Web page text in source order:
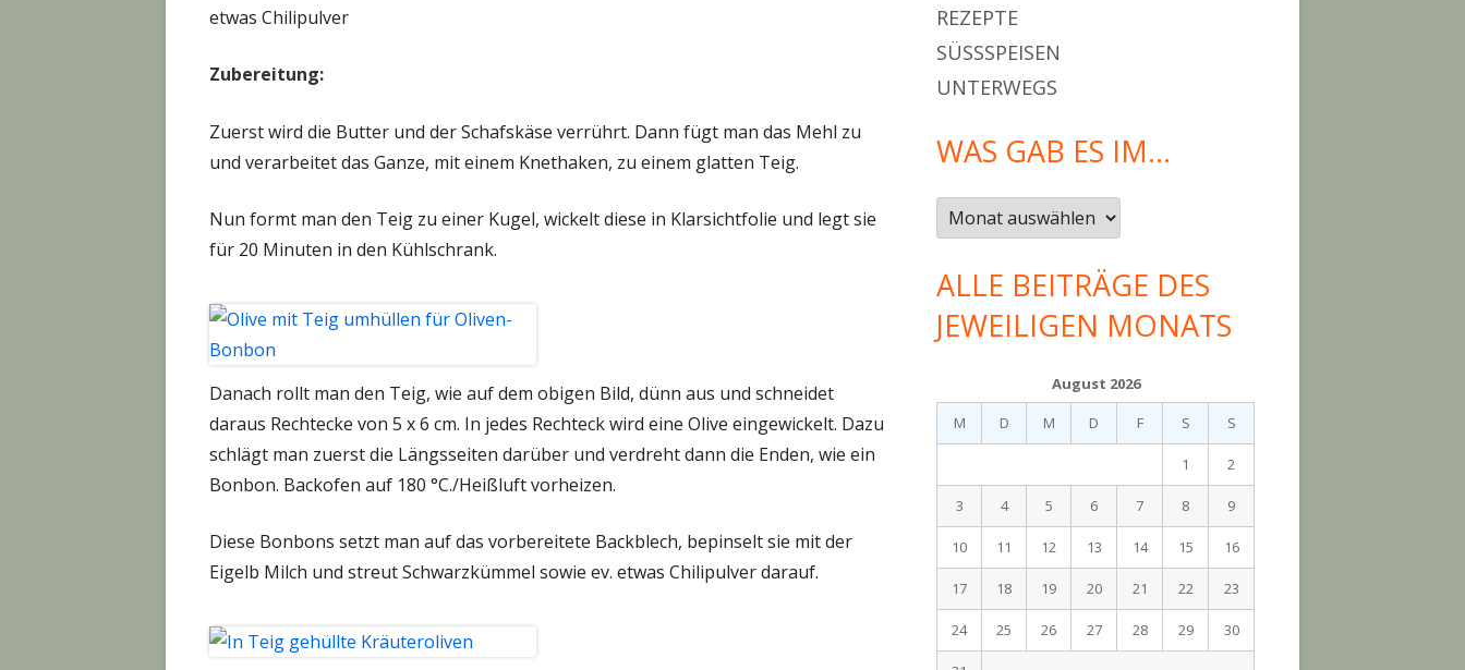
etwas Chilipulver
Zubereitung:
Zuerst wird die Butter und der Schafskäse verrührt. Dann fügt man das Mehl zu
und verarbeitet das Ganze, mit einem Knethaken, zu einem glatten Teig.
Nun formt man den Teig zu einer Kugel, wickelt diese in Klarsichtfolie und legt sie
für 20 Minuten in den Kühlschrank.
Danach rollt man den Teig, wie auf dem obigen Bild, dünn aus und schneidet
daraus Rechtecke von 5 x 6 cm. In jedes Rechteck wird eine Olive eingewickelt. Dazu
schlägt man zuerst die Längsseiten darüber und verdreht dann die Enden, wie ein
Bonbon. Backofen auf 180 °C./Heißluft vorheizen.
Diese Bonbons setzt man auf das vorbereitete Backblech, bepinselt sie mit der
Eigelb Milch und streut Schwarzkümmel sowie ev. etwas Chilipulver darauf.
REZEPTE
SÜSSSPEISEN
UNTERWEGS
WAS GAB ES IM…
Was
gab
es
im…
ALLE BEITRÄGE DES
JEWEILIGEN MONATS
August 2026
M
D M D F S S
1 2
3 4 5 6 7 8 9
10 11 12 13 14 15 16
17 18 19 20 21 22 23
24 25 26 27 28 29 30